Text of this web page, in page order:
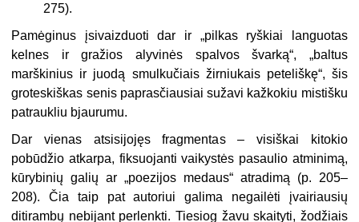
275).
Pamėginus įsivaizduoti dar ir „pil­kas ryškiai languotas
kelnes ir gra­žios alyvinės spalvos švarką“, „baltus
marškinius ir juodą smulkučiais žir­niukais peteliškę“, šis
groteskiškas senis paprasčiausiai sužavi kažko­kiu mistišku
patraukliu bjaurumu.
Dar vienas atsisijojęs fragmentas – visiškai kitokio
pobūdžio atkarpa, fiksuojanti vaikystės pasaulio atmi­nimą,
kūrybinių galių ar „poezijos medaus“ atradimą (p. 205–
208). Čia taip pat autoriui galima negailėti įvairiausių
ditirambų nebijant per­lenkti. Tiesiog žavu skaityti, žodžiais